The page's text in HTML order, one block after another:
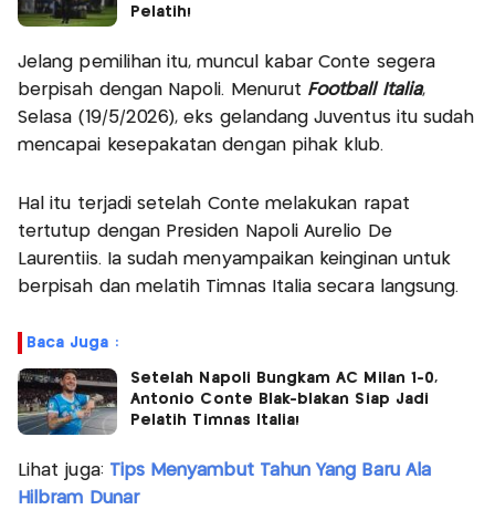
Pelatih!
Jelang pemilihan itu, muncul kabar Conte segera
berpisah dengan Napoli. Menurut Football Italia,
Selasa (19/5/2026), eks gelandang Juventus itu sudah
mencapai kesepakatan dengan pihak klub.
Hal itu terjadi setelah Conte melakukan rapat
tertutup dengan Presiden Napoli Aurelio De
Laurentiis. Ia sudah menyampaikan keinginan untuk
berpisah dan melatih Timnas Italia secara langsung.
Baca Juga :
Setelah Napoli Bungkam AC Milan 1-0,
Antonio Conte Blak-blakan Siap Jadi
Pelatih Timnas Italia!
Lihat juga: Tips Menyambut Tahun Yang Baru Ala
Hilbram Dunar